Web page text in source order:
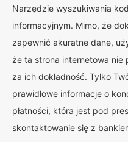
Narzędzie wyszukiwania
informacyjnym. Mimo, że
zapewnić akuratne dane,
że ta strona internetowa nie
za ich dokładność. Tylko
prawidłowe informacje o
płatności, która jest pod
skontaktowanie się z